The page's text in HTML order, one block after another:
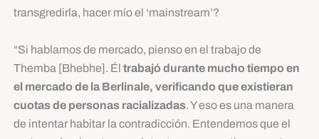
transgredirla, hacer mío el ‘mainstream’?
“Si hablamos de mercado, pienso en el trabajo de
Themba [Bhebhe]. Él trabajó durante mucho tiempo en
el mercado de la Berlinale, verificando que existieran
cuotas de personas racializadas. Y eso es una manera
de intentar habitar la contradicción. Entendemos que el